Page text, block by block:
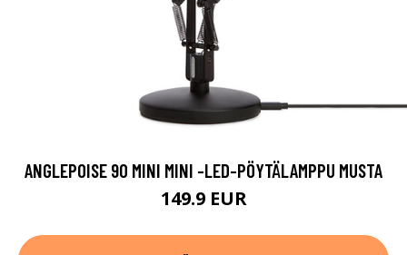
ANGLEPOISE 90 MINI MINI -LED-PÖYTÄLAMPPU MUSTA
149.9 EUR